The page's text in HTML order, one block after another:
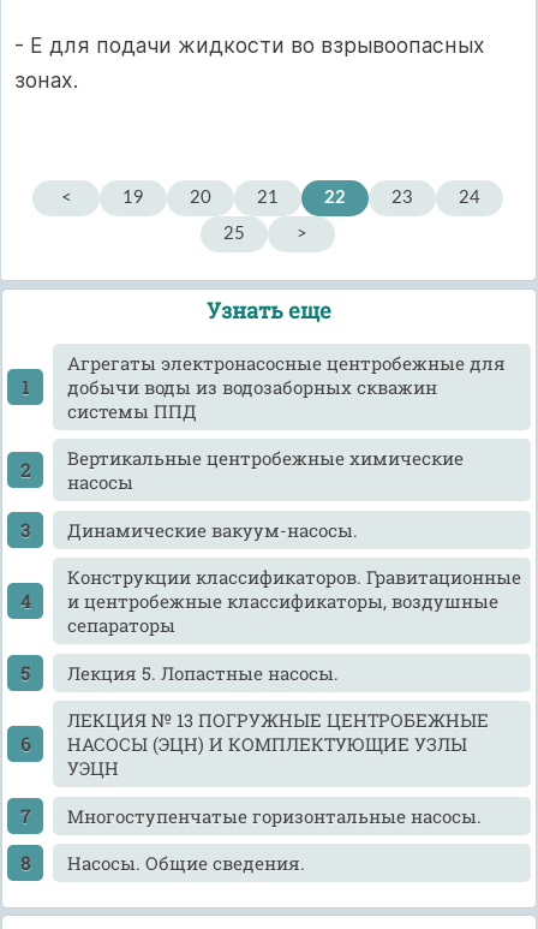
- Е для подачи жидкости во взрывоопасных
зонах.
< 19 20 21 22 23
24
25
>
Узнать еще
Агрегаты электронасосные центробежные для
добычи воды из водозаборных скважин
системы ППД
Вертикальные центробежные химические
насосы
Динамические вакуум-насосы.
Конструкции классификаторов. Гравитационные
и центробежные классификаторы, воздушные
сепараторы
Лекция 5. Лопастные насосы.
ЛЕКЦИЯ № 13 ПОГРУЖНЫЕ ЦЕНТРОБЕЖНЫЕ
НАСОСЫ (ЭЦН) И КОМПЛЕКТУЮЩИЕ УЗЛЫ
УЭЦН
Многоступенчатые горизонтальные насосы.
Насосы. Общие сведения.